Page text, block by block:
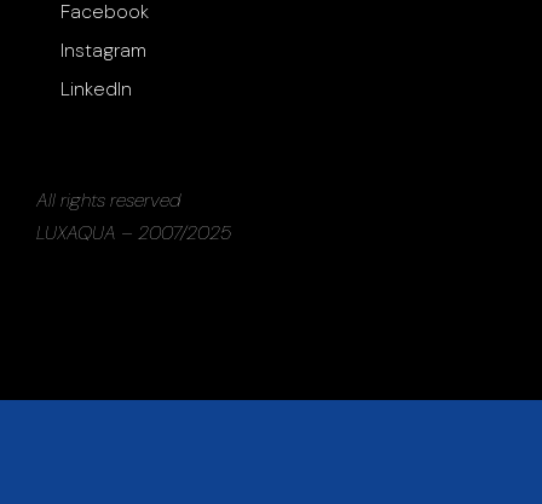
Facebook
Instagram
LinkedIn
All rights reserved
LUXAQUA – 2007/2025